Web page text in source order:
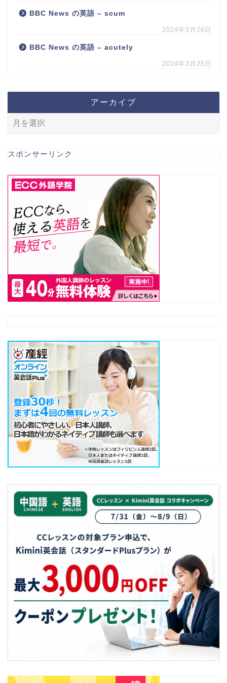
BBC News の英語 – scum
2024年3月26日
BBC News の英語 – acutely
2024年3月25日
アーカイブ
スポンサーリンク